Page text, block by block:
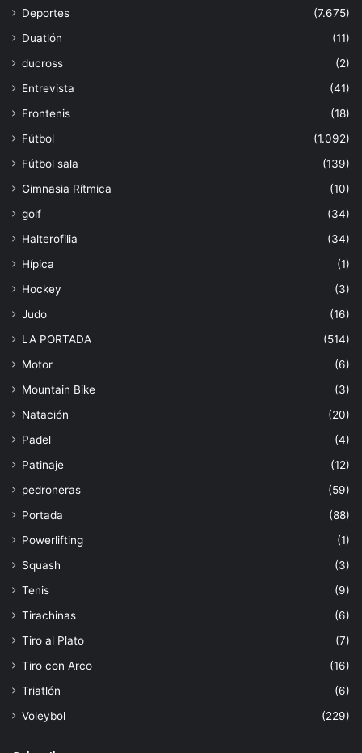
Deportes
(7.675)
Duatlón
(11)
ducross
(2)
Entrevista
(41)
Frontenis
(18)
Fútbol
(1.092)
Fútbol sala
(139)
Gimnasia Rítmica
(10)
golf
(34)
Halterofilia
(34)
Hípica
(1)
Hockey
(3)
Judo
(16)
LA PORTADA
(514)
Motor
(6)
Mountain Bike
(3)
Natación
(20)
Padel
(4)
Patinaje
(12)
pedroneras
(59)
Portada
(88)
Powerlifting
(1)
Squash
(3)
Tenis
(9)
Tirachinas
(6)
Tiro al Plato
(7)
Tiro con Arco
(16)
Triatlón
(6)
Voleybol
(229)